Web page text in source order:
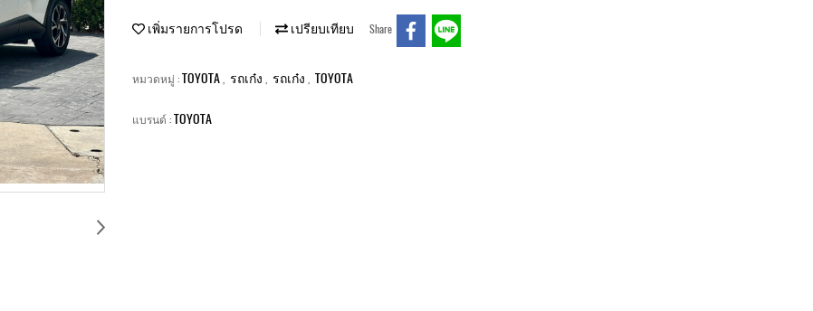
เพิ่มรายการโปรด เปรียบเทียบ Share
หมวดหมู่ :TOYOTA รถเก๋ง รถเก๋ง TOYOTA
แบรนด์ :TOYOTA